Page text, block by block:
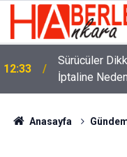
12:33
Sürücüler
İptaline
Anasayfa